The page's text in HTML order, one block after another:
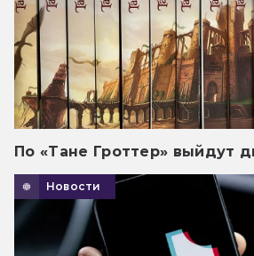
По «Тане Гроттер» выйдут
Новости